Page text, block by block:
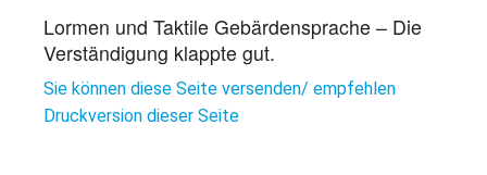
Lormen und Taktile Gebärdensprache – Die
Verständigung klappte gut.
Sie können diese Seite versenden/ empfehlen
Druckversion dieser Seite